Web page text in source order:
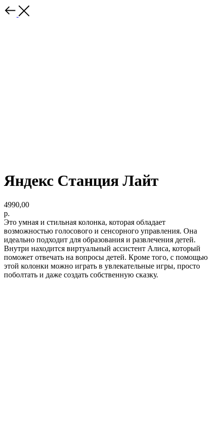
Яндекс Станция Лайт
4990,00
р.
Это умная и стильная колонка, которая обладает
возможностью голосового и сенсорного управления. Она
идеально подходит для образования и развлечения детей.
Внутри находится виртуальный ассистент Алиса, который
поможет отвечать на вопросы детей. Кроме того, с помощью
этой колонки можно играть в увлекательные игры, просто
поболтать и даже создать собственную сказку.